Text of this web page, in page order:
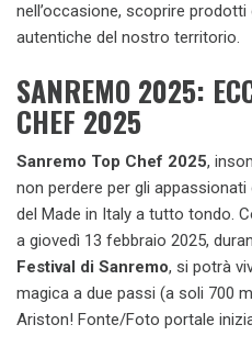
nell’occasione, scoprire
autentiche del nostro territorio.
SANREMO 2025:
CHEF 2025
Sanremo Top Chef 2025,
non perdere per gli
del Made in Italy a tutto tondo.
a giovedì 13 febbraio 2025,
Festival di Sanremo, si potrà
magica a due passi (a soli 700
Ariston! Fonte/Foto portale